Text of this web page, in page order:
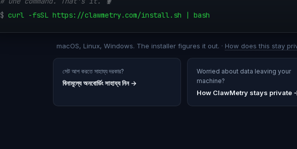
$ curl -fsSL https://clawmetry.com/install.sh | bash
macOS, Linux, Windows. The installer figures it out. · How does this stay
সেট আপ করতে সাহায্য দরকার?
বিনামূল্যে অনবোর্ডিং সাহায্য নিন→
Worried about data leaving your
machine?
How ClawMetry stays private